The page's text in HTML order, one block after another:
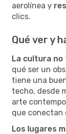
aerolínea y
clics.
Qué ver y
La cultura
qué ser un
tiene una
techo, desde
arte
que conectan
Los lugares